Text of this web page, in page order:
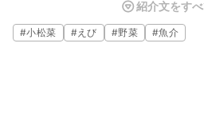
の一品としても便利です。お好みの野
ます。ぜひお試しくださいね。
紹介文をす
#小松菜 #えび #野菜 #魚介